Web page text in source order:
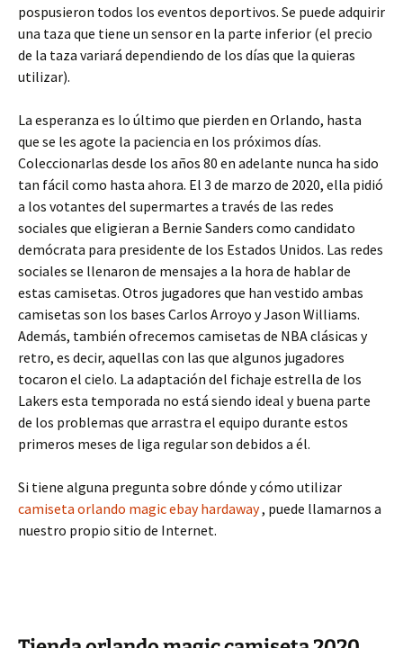
pospusieron todos los eventos deportivos. Se puede adquirir
una taza que tiene un sensor en la parte inferior (el precio
de la taza variará dependiendo de los días que la quieras
utilizar).
La esperanza es lo último que pierden en Orlando, hasta
que se les agote la paciencia en los próximos días.
Coleccionarlas desde los años 80 en adelante nunca ha sido
tan fácil como hasta ahora. El 3 de marzo de 2020, ella pidió
a los votantes del supermartes a través de las redes
sociales que eligieran a Bernie Sanders como candidato
demócrata para presidente de los Estados Unidos. Las redes
sociales se llenaron de mensajes a la hora de hablar de
estas camisetas. Otros jugadores que han vestido ambas
camisetas son los bases Carlos Arroyo y Jason Williams.
Además, también ofrecemos camisetas de NBA clásicas y
retro, es decir, aquellas con las que algunos jugadores
tocaron el cielo. La adaptación del fichaje estrella de los
Lakers esta temporada no está siendo ideal y buena parte
de los problemas que arrastra el equipo durante estos
primeros meses de liga regular son debidos a él.
Si tiene alguna pregunta sobre dónde y cómo utilizar
camiseta orlando magic ebay hardaway, puede llamarnos a
nuestro propio sitio de Internet.